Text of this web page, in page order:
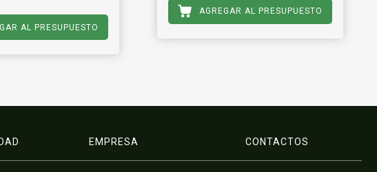
AL PRESUPUESTO
AGREGAR AL PRESUPUESTO
EMPRESA CONTACTOS